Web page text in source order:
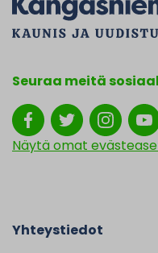
Seuraa meitä
Näytä omat
Yhteystiedot